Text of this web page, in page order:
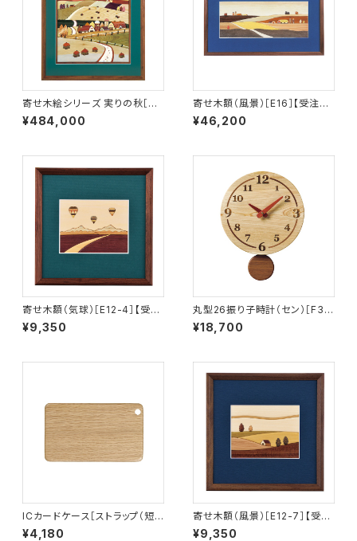
寄せ木絵シリーズ 実りの秋［YO
-AK］【受注生産品】
¥484,000
寄せ木額（風景）［E16］【受注生
産品】
¥46,200
寄せ木額（気球）［E12-4］【受注
生産品】
¥9,350
丸型26振り子時計（セン）［F38
-A］
¥18,700
ICカードケース［ストラップ（短）
付き］ナラ［IC-1N］
¥4,180
寄せ木額（風景）［E12-7］【受注
生産品】
¥9,350